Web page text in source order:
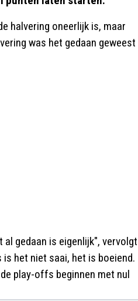
halvering oneerlijk is, maar
was het gedaan geweest
gedaan is eigenlijk", vervolgt
is het niet saai, het is boeiend.
play-offs beginnen met nul